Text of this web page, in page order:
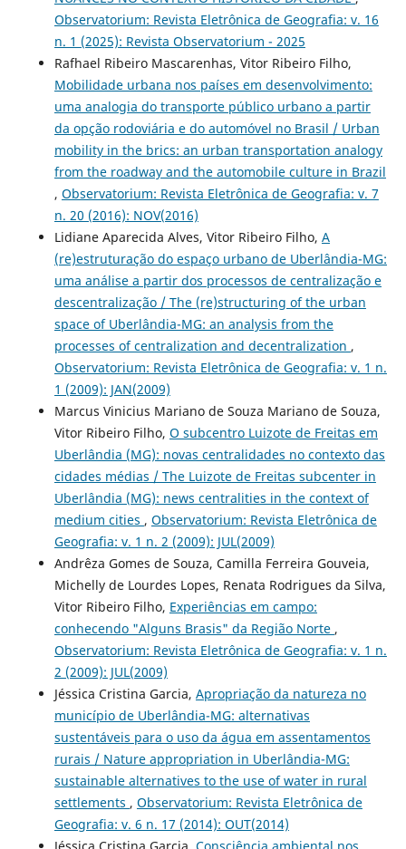
Observatorium: Revista Eletrônica de Geografia: v. 16
n. 1 (2025): Revista Observatorium - 2025
Rafhael Ribeiro Mascarenhas, Vitor Ribeiro Filho,
Mobilidade urbana nos países em desenvolvimento:
uma analogia do transporte público urbano a partir
da opção rodoviária e do automóvel no Brasil / Urban
mobility in the brics: an urban transportation analogy
from the roadway and the automobile culture in Brazil
, Observatorium: Revista Eletrônica de Geografia: v. 7
n. 20 (2016): NOV(2016)
Lidiane Aparecida Alves, Vitor Ribeiro Filho, A
(re)estruturação do espaço urbano de Uberlândia-MG:
uma análise a partir dos processos de centralização e
descentralização / The (re)structuring of the urban
space of Uberlândia-MG: an analysis from the
processes of centralization and decentralization ,
Observatorium: Revista Eletrônica de Geografia: v. 1 n.
1 (2009): JAN(2009)
Marcus Vinicius Mariano de Souza Mariano de Souza,
Vitor Ribeiro Filho, O subcentro Luizote de Freitas em
Uberlândia (MG): novas centralidades no contexto das
cidades médias / The Luizote de Freitas subcenter in
Uberlândia (MG): news centralities in the context of
medium cities , Observatorium: Revista Eletrônica de
Geografia: v. 1 n. 2 (2009): JUL(2009)
Andrêza Gomes de Souza, Camilla Ferreira Gouveia,
Michelly de Lourdes Lopes, Renata Rodrigues da Silva,
Vitor Ribeiro Filho, Experiências em campo:
conhecendo "Alguns Brasis" da Região Norte ,
Observatorium: Revista Eletrônica de Geografia: v. 1 n.
2 (2009): JUL(2009)
Jéssica Cristina Garcia, Apropriação da natureza no
município de Uberlândia-MG: alternativas
sustentáveis para o uso da água em assentamentos
rurais / Nature appropriation in Uberlândia-MG:
sustainable alternatives to the use of water in rural
settlements , Observatorium: Revista Eletrônica de
Geografia: v. 6 n. 17 (2014): OUT(2014)